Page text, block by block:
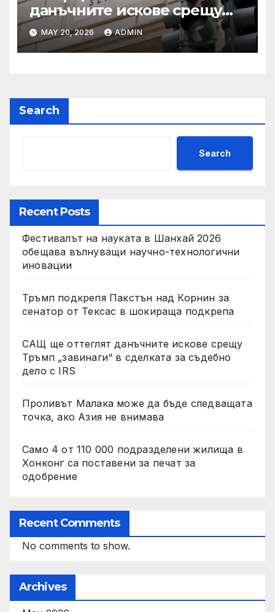
данъчните искове срещу
Тръмп „завинаги“ в
сделката за съдебно дело с
IRS
MAY 20, 2026 ADMIN
Search
Search
Recent Posts
Фестивалът на науката в Шанхай 2026
обещава вълнуващи научно-технологични
иновации
Тръмп подкрепя Пакстън над Корнин за
сенатор от Тексас в шокираща подкрепа
САЩ ще оттеглят данъчните искове срещу
Тръмп „завинаги“ в сделката за съдебно
дело с IRS
Проливът Малака може да бъде следващата
точка, ако Азия не внимава
Само 4 от 110 000 подразделени жилища в
Хонконг са поставени за печат за
одобрение
Recent Comments
No comments to show.
Archives